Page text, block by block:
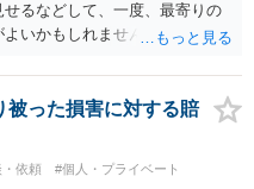
るなどして、一度、最寄りの
いかもしれません。 （なお、
のリスケジュールの可否につ
はずです。）
被った損害に対する賠
依頼
#個人・プライベート